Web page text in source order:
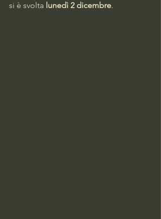
si è svolta lunedì 2 dicembre.